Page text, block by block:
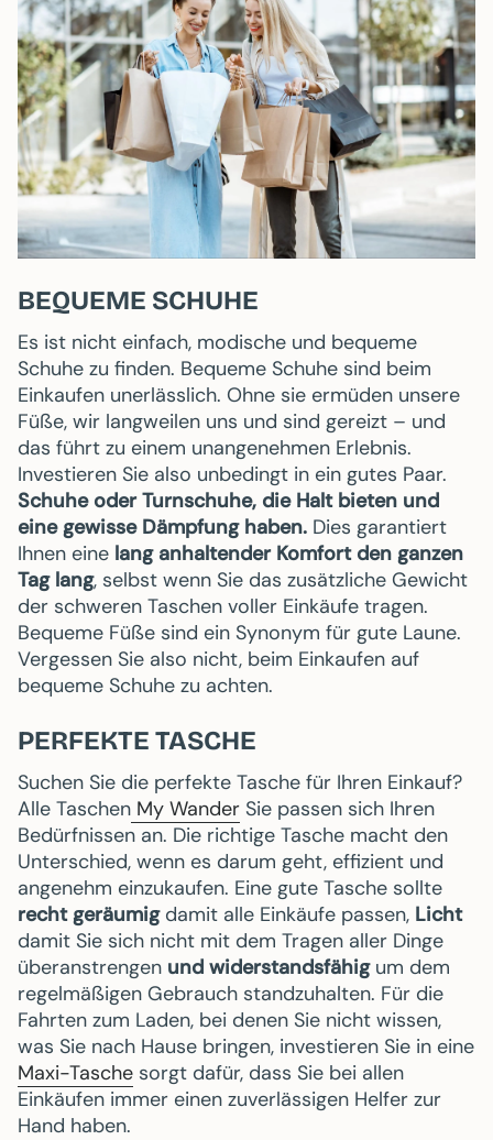
BEQUEME SCHUHE
Es ist nicht einfach, modische und bequeme
Schuhe zu finden. Bequeme Schuhe sind beim
Einkaufen unerlässlich. Ohne sie ermüden unsere
Füße, wir langweilen uns und sind gereizt – und
das führt zu einem unangenehmen Erlebnis.
Investieren Sie also unbedingt in ein gutes Paar.
Schuhe oder Turnschuhe, die Halt bieten und
eine gewisse Dämpfung haben. Dies garantiert
Ihnen eine lang anhaltender Komfort den ganzen
Tag lang, selbst wenn Sie das zusätzliche Gewicht
der schweren Taschen voller Einkäufe tragen.
Bequeme Füße sind ein Synonym für gute Laune.
Vergessen Sie also nicht, beim Einkaufen auf
bequeme Schuhe zu achten.
PERFEKTE TASCHE
Suchen Sie die perfekte Tasche für Ihren Einkauf?
Alle Taschen My Wander Sie passen sich Ihren
Bedürfnissen an. Die richtige Tasche macht den
Unterschied, wenn es darum geht, effizient und
angenehm einzukaufen. Eine gute Tasche sollte
recht geräumigdamit alle Einkäufe passen, Licht
damit Sie sich nicht mit dem Tragen aller Dinge
überanstrengen und widerstandsfähigum dem
regelmäßigen Gebrauch standzuhalten. Für die
Fahrten zum Laden, bei denen Sie nicht wissen,
was Sie nach Hause bringen, investieren Sie in eine
Maxi-Tasche sorgt dafür, dass Sie bei allen
Einkäufen immer einen zuverlässigen Helfer zur
Hand haben.